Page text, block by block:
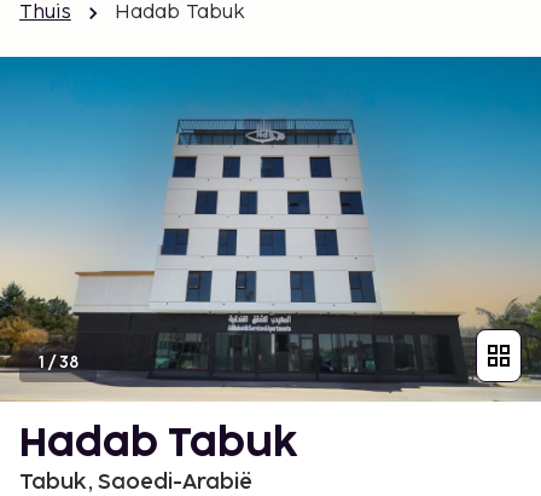
Thuis Hadab Tabuk
1 /38
Hadab Tabuk
Tabuk, Saoedi-Arabië